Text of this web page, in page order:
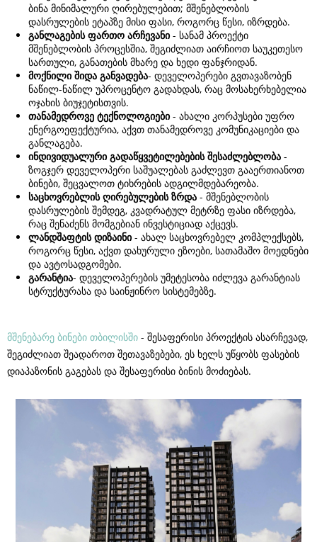
ბინა მინიმალური ღირებულებით; მშენებლობის
დასრულების ეტაპზე მისი ფასი, როგორც წესი, იზრდება.
განლაგებისფართო არჩევანი - სანამ პროექტი
მშენებლობის პროცესშია, შეგიძლიათ აირჩიოთ საუკეთესო
სართული, განათების მხარე და ხედი ფანჯრიდან.
მოქნილი შიდა განვადება- დეველოპერები გვთავაზობენ
ნაწილ-ნაწილ უპროცენტო გადახდას, რაც მოსახერხებელია
ოჯახის ბიუჯეტისთვის.
თანამედროვე ტექნოლოგიები - ახალი კორპუსები უფრო
ენერგოეფექტურია, აქვთ თანამედროვე კომუნიკაციები და
განლაგება.
ინდივიდუალური გადაწყვეტილებების შესაძლებლობა -
ზოგჯერ დეველოპერი საშუალებას გაძლევთ გააერთიანოთ
ბინები, შეცვალოთ ტიხრების ადგილმდებარეობა.
საცხოვრებლისღირებულებისზრდა - მშენებლობის
დასრულების შემდეგ, კვადრატულ მეტრზე ფასი იზრდება,
რაც შენაძენს მომგებიან ინვესტიციად აქცევს.
ლანდშაფტისდიზაინი - ახალ საცხოვრებელ კომპლექსებს,
როგორც წესი, აქვთ დახურული ეზოები, სათამაშო მოედნები
და ავტოსადგომები.
გარანტია- დეველოპერების უმეტესობა იძლევა გარანტიას
სტრუქტურასა და საინჟინრო სისტემებზე.
მშენებარე ბინები თბილისში - შესაფერისი პროექტის ასარჩევად,
შეგიძლიათ შეადაროთ შეთავაზებები, ეს ხელს უწყობს ფასების
დიაპაზონის გაგებას და შესაფერისი ბინის მოძიებას.